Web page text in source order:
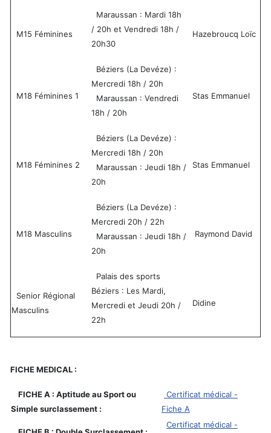
M15 Féminines
Maraussan : Mardi 18h
/ 20h et Vendredi 18h /
20h30
Hazebroucq Loïc
M18 Féminines 1
Béziers (La Devéze) :
Mercredi 18h / 20h
Maraussan : Vendredi
18h / 20h
Stas Emmanuel
M18 Féminines 2
Béziers (La Devéze) :
Mercredi 18h / 20h
Maraussan : Jeudi 18h /
20h
Stas Emmanuel
M18 Masculins
Béziers (La Devéze) :
Mercredi 20h / 22h
Maraussan : Jeudi 18h /
20h
Raymond David
Senior Régional
Masculins
Palais des sports
Béziers : Les Mardi,
Mercredi et Jeudi 20h /
22h
Didine
FICHE MEDICAL :
FICHE A : Aptitude au Sport ou
Simple surclassement :
Certificat médical -
Fiche A
Certificat médical -